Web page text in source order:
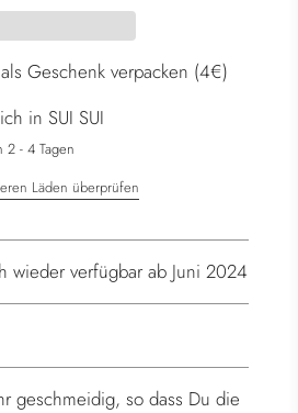
Geschenk verpacken (4€)
in SUI SUI
- 4 Tagen
Läden überprüfen
wieder verfügbar ab Juni 2024
geschmeidig, so dass Du die